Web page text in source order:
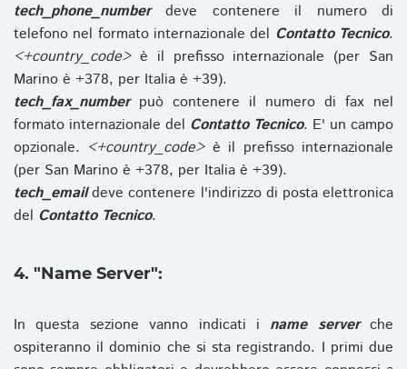
tech_phone_numberdeve contenere il numero di
telefono nel formato internazionale del Contatto Tecnico.
<+country_code>è il prefisso internazionale (per San
Marino è +378, per Italia è +39).
tech_fax_numberpuò contenere il numero di fax nel
formato internazionale del Contatto Tecnico. E' un campo
opzionale. <+country_code>è il prefisso internazionale
(per San Marino è +378, per Italia è +39).
tech_emaildeve contenere l'indirizzo di posta elettronica
del Contatto Tecnico.
4. "Name Server":
In questa sezione vanno indicati i name serverche
ospiteranno il dominio che si sta registrando. I primi due